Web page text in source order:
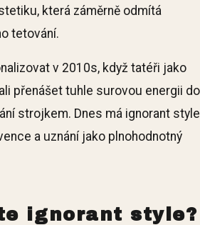
která záměrně odmítá
tetování.
v 2010s, když tatéři jako
přenášet tuhle surovou energii do
strojkem. Dnes má ignorant style
a uznání jako plnohodnotný
ignorant style?